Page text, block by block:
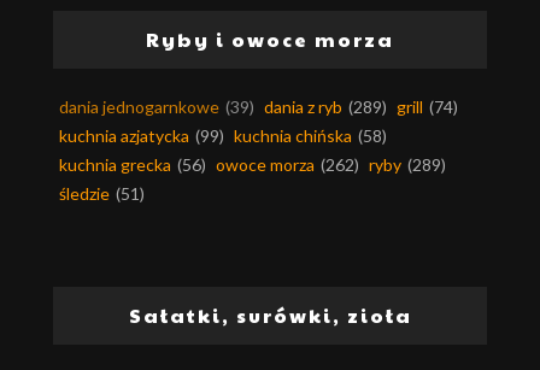
Ryby i owoce morza
dania jednogarnkowe (39) dania z ryb (289) grill (74)
kuchnia azjatycka (99) kuchnia chińska (58)
kuchnia grecka (56) owoce morza (262) ryby (289)
śledzie (51)
Sałatki, surówki, zioła